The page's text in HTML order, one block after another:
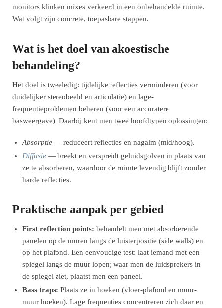
monitors klinken mixes verkeerd in een onbehandelde ruimte.
Wat volgt zijn concrete, toepasbare stappen.
Wat is het doel van akoestische
behandeling?
Het doel is tweeledig: tijdelijke reflecties verminderen (voor
duidelijker stereobeeld en articulatie) en lage-
frequentieproblemen beheren (voor een accuratere
basweergave). Daarbij kent men twee hoofdtypen oplossingen:
Absorptie — reduceert reflecties en nagalm (mid/hoog).
Diffusie — breekt en verspreidt geluidsgolven in plaats van
ze te absorberen, waardoor de ruimte levendig blijft zonder
harde reflecties.
Praktische aanpak per gebied
First reflection points: behandelt men met absorberende
panelen op de muren langs de luisterpositie (side walls) en
op het plafond. Een eenvoudige test: laat iemand met een
spiegel langs de muur lopen; waar men de luidsprekers in
de spiegel ziet, plaatst men een paneel.
Bass traps: Plaats ze in hoeken (vloer-plafond en muur-
muur hoeken). Lage frequenties concentreren zich daar en